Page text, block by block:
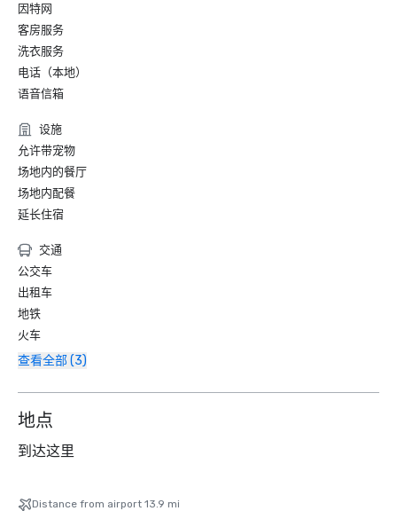
因特网
客房服务
洗衣服务
电话（本地）
语音信箱
设施
允许带宠物
场地内的餐厅
场地内配餐
延长住宿
交通
公交车
出租车
地铁
火车
查看全部 (3)
地点
到达这里
Distance from airport 13.9 mi